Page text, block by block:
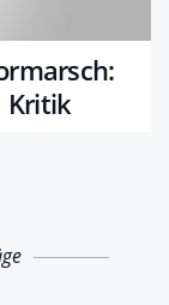
Kritik